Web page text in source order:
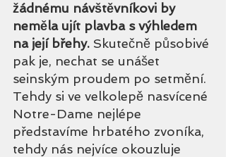
žádnému návštěvníkovi by
neměla ujít plavba s výhledem
na její břehy. Skutečně působivé
pak je, nechat se unášet
seinským proudem po setmění.
Tehdy si ve velkolepě nasvícené
Notre-Dame nejlépe
představíme hrbatého zvoníka,
tehdy nás nejvíce okouzluje